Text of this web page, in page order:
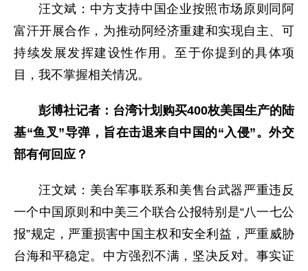
汪文斌：中方支持中国企业按照市场原则同阿
富汗开展合作，为推动阿经济重建和实现自主、可
持续发展发挥建设性作用。至于你提到的具体项
目，我不掌握相关情况。
彭博社记者：台湾计划购买400枚美国生产的陆
基“鱼叉”导弹，旨在击退来自中国的“入侵”。外交
部有何回应？
汪文斌：美台军事联系和美售台武器严重违反
一个中国原则和中美三个联合公报特别是“八一七公
报”规定，严重损害中国主权和安全利益，严重威胁
台海和平稳定。中方强烈不满，坚决反对。事实证